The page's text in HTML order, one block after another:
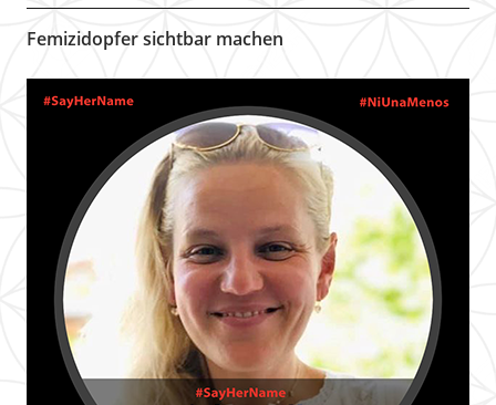
Femizidopfer sichtbar machen